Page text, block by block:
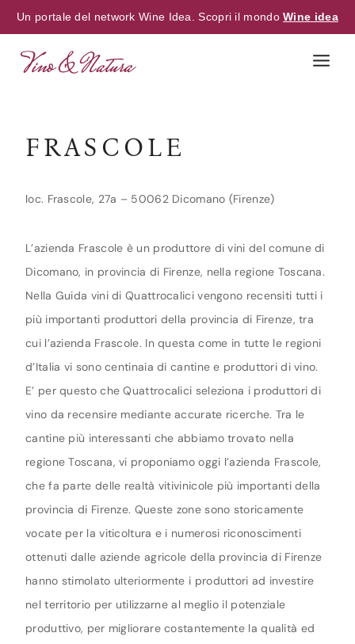
Un portale del network Wine Idea. Scopri il mondoWine idea
FRASCOLE
loc. Frascole, 27a – 50062 Dicomano (Firenze)
L’azienda Frascole è un produttore di vini del comune di
Dicomano, in provincia di Firenze, nella regione Toscana.
Nella Guida vini di Quattrocalici vengono recensiti tutti i
più importanti produttori della provincia di Firenze, tra
cui l’azienda Frascole. In questa come in tutte le regioni
d’Italia vi sono centinaia di cantine e produttori di vino.
E’ per questo che Quattrocalici seleziona i produttori di
vino da recensire mediante accurate ricerche. Tra le
cantine più interessanti che abbiamo trovato nella
regione Toscana, vi proponiamo oggi l’azienda Frascole,
che fa parte delle realtà vitivinicole più importanti della
provincia di Firenze. Queste zone sono storicamente
vocate per la viticoltura e i numerosi riconoscimenti
ottenuti dalle aziende agricole della provincia di Firenze
hanno stimolato ulteriormente i produttori ad investire
nel territorio per utilizzarne al meglio il potenziale
produttivo, per migliorare costantemente la qualità ed